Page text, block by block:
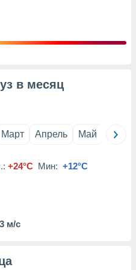
в месяц
Март Апрель Май Июнь
+24°C Мин: +12°C
3 м/с